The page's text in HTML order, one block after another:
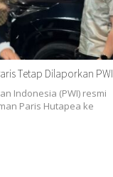
Tetap Dilaporkan PWI
Indonesia (PWI) resmi
Paris Hutapea ke